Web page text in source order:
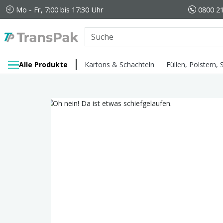
Mo - Fr, 7:00 bis 17:30 Uhr 0800
Alle Produkte Kartons & Schachteln Füllen, Polstern,